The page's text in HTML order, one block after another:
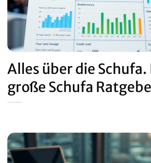
Alles über die Schufa.
große Schufa